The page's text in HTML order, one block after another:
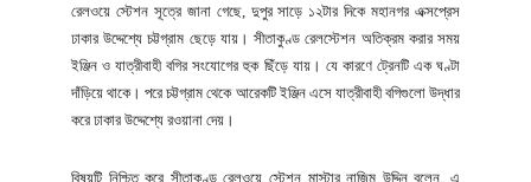
রেলওয়ে স্টেশন সূত্রে জানা গেছে, দুপুর সাড়ে ১২টার দিকে মহানগর এক্সপ্রেস
ঢাকার উদ্দেশ্যে চট্টগ্রাম ছেড়ে যায়। সীতাকুণ্ড রেলস্টেশন অতিক্রম করার সময়
ইঞ্জিন ও যাত্রীবাহী বগির সংযোগের হুক ছিঁড়ে যায়। যে কারণে ট্রেনটি এক ঘণ্টা
দাঁড়িয়ে থাকে। পরে চট্টগ্রাম থেকে আরেকটি ইঞ্জিন এসে যাত্রীবাহী বগিগুলো উদ্ধার
করে ঢাকার উদ্দেশ্যে রওয়ানা দেয়।
বিষয়টি নিশ্চিত করে সীতাকুণ্ড রেলওয়ে স্টেশন মাস্টার নাজিম উদ্দিন বলেন, এ